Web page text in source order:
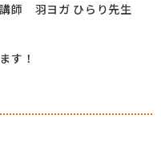
師 羽ヨガ ひらり先生
す！